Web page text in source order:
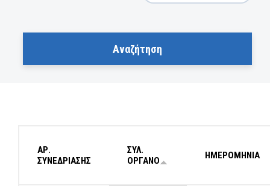
ΑΡ.
ΣΥΝΕΔΡΙΑΣΗΣ
ΣΥΛ.
ΟΡΓΑΝΟ
ΗΜΕΡΟΜΗΝΙΑ